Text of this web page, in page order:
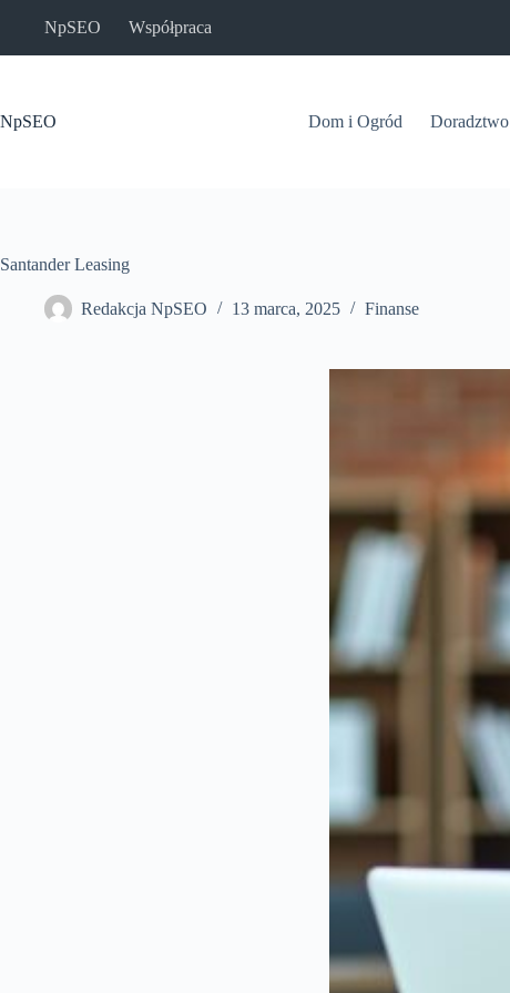
NpSEO Współpraca
NpSEO Dom i Ogród Doradztwo
Santander Leasing
Redakcja NpSEO 13 marca, 2025 Finanse